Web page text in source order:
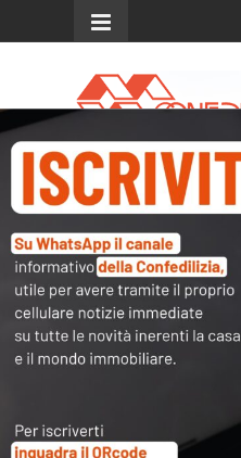
Menu
Alla
riclassamento
La Corte
decidere se
disposizioni che
entrate, su impulso
sulle rendite catastali
il meccanismo del
utilizzato da Comuni